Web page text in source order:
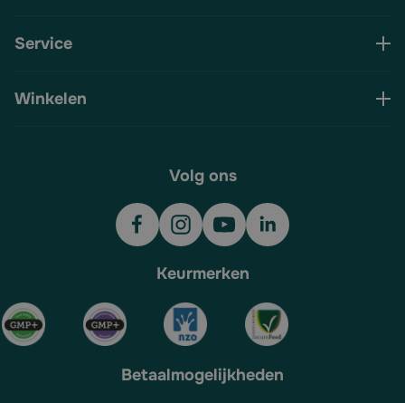
Service
Winkelen
Volg ons
Keurmerken
Betaalmogelijkheden